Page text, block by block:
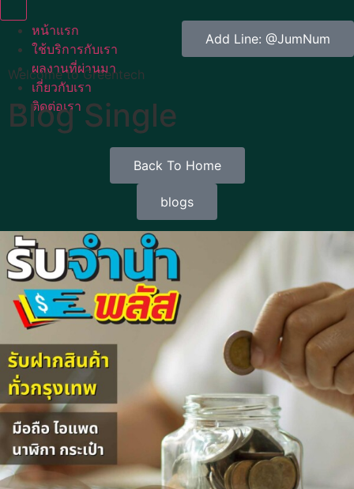
หน้าแรก
ใช้บริการกับเรา
ผลงานที่ผ่านมา
เกี่ยวกับเรา
ติดต่อเรา
Add Line: @JumNum
Welcome to Greentech
Blog Single
Back To Home
blogs